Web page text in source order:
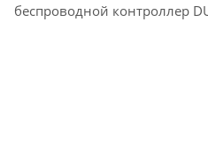
беспроводной контроллер